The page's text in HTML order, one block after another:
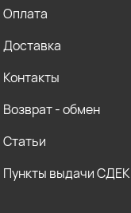
Оплата
Доставка
Контакты
Возврат - обмен
Статьи
Пункты выдачи СДЕК